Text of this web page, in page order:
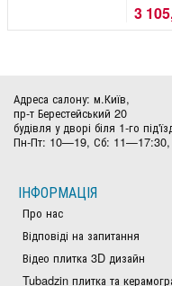
3
Адреса салону: м.Київ,
пр-т Берестейський 20
будівля у дворі біля 1-го
Пн-Пт: 10—19, Сб:
ІНФОРМАЦІЯ
Про нас
Відповіді на запитання
Відео плитка 3D дизайн
Tubadzin плитка та